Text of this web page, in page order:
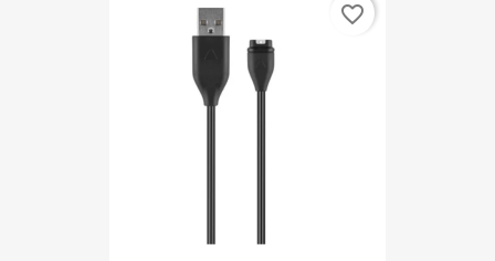
favorite_border